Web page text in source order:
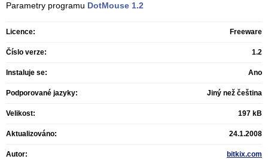
Parametry programu DotMouse 1.2
Licence: Freeware
Číslo verze: 1.2
Instaluje se: Ano
Podporované jazyky: Jiný než čeština
Velikost: 197 kB
Aktualizováno: 24.1.2008
Autor: bitkix.com